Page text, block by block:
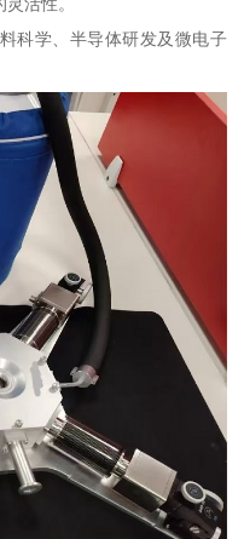
科学、半导体研发及微电子